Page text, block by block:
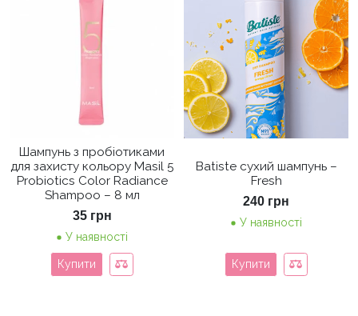
Шампунь з пробіотиками
для захисту кольору Masil 5
Probiotics Color Radiance
Shampoo – 8 мл
35 грн
У наявності
Купити
Batiste сухий шампунь –
Fresh
240 грн
У наявності
Купити